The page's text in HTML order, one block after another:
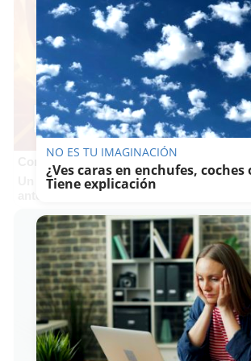
Un verdadero MMORPG de la vieja
antes, pero mejor!
NO ES TU IMAGINACIÓN
¿Ves caras en enchufes, coches
Tiene explicación